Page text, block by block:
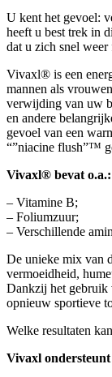
U kent het gevoel:
heeft u best trek in
dat u zich snel
Vivaxl® is een
mannen als
verwijding van uw
en andere
gevoel van een
“”niacine flush”™
Vivaxl® bevat o.a.:
– Vitamine B;
– Foliumzuur;
– Verschillende
De unieke mix van
vermoeidheid,
Dankzij het
opnieuw sportieve
Welke resultaten
Vivaxl